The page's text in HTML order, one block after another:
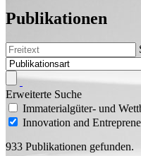
Publikationen
Erweiterte Suche
Immaterialgüter- und
Innovation and
933 Publikationen gefunden.